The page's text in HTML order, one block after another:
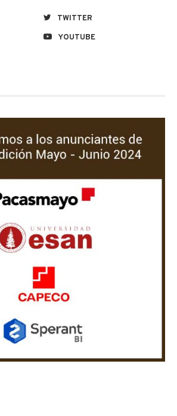
TWITTER
YOUTUBE